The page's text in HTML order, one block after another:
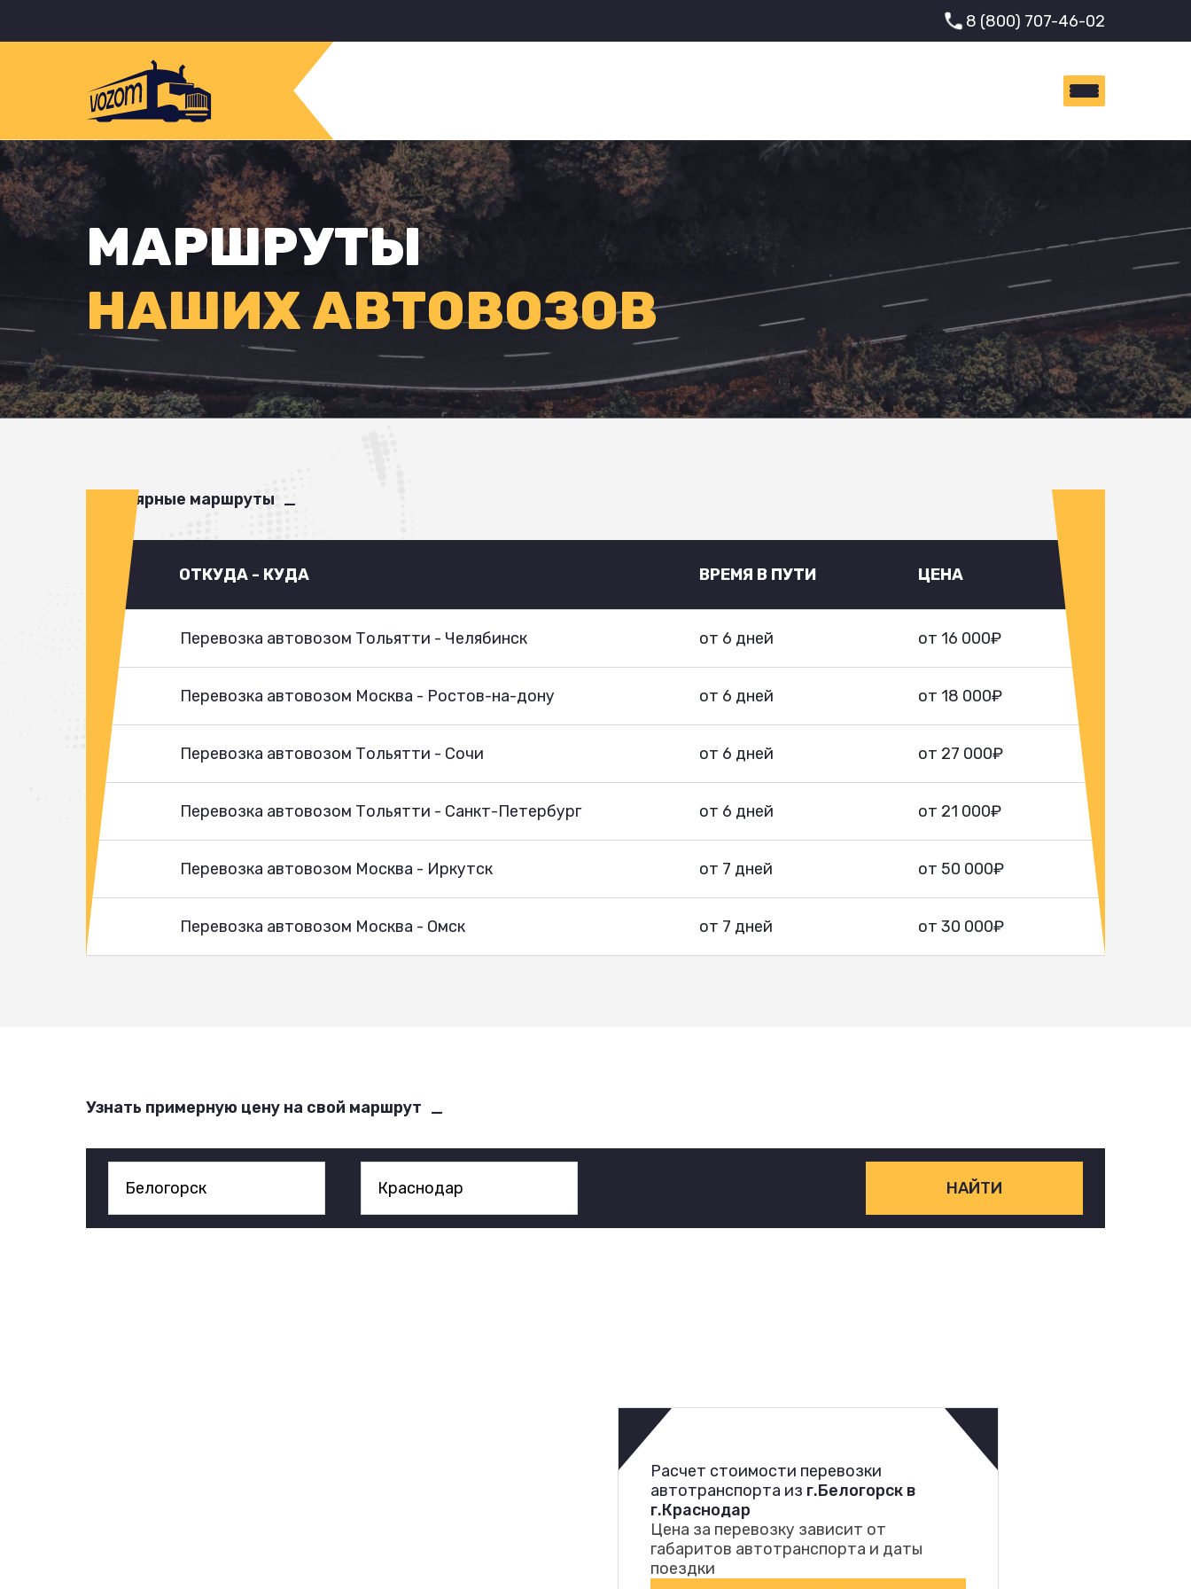
8 (800) 707-46-02
МАРШРУТЫ
НАШИХ АВТОВОЗОВ
Популярные маршруты
ОТКУДА - КУДА ВРЕМЯ В ПУТИ ЦЕНА
Перевозка автовозом Тольятти - Челябинск от 6 дней от 16 000₽
Перевозка автовозом Москва - Ростов-на-дону от 6 дней от 18 000₽
Перевозка автовозом Тольятти - Сочи от 6 дней от 27 000₽
Перевозка автовозом Тольятти - Санкт-Петербург от 6 дней от 21 000₽
Перевозка автовозом Москва - Иркутск от 7 дней от 50 000₽
Перевозка автовозом Москва - Омск от 7 дней от 30 000₽
Узнать примерную цену на свой маршрут
НАЙТИ
Расчет стоимости перевозки
автотранспорта из г.Белогорск в
г.Краснодар
Цена за перевозку зависит от
габаритов автотранспорта и даты
поездки